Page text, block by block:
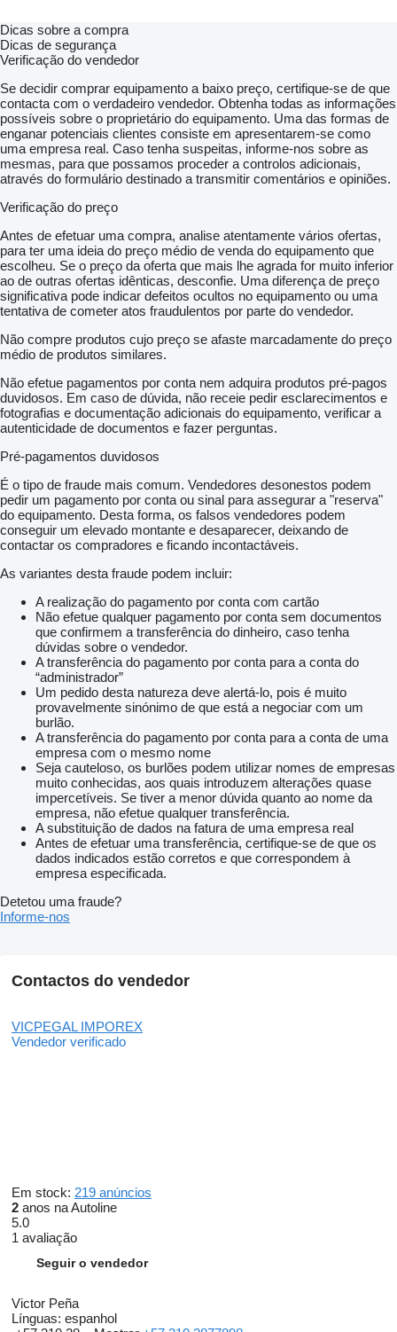
Dicas sobre a compra
Dicas de segurança
Verificação do vendedor
Se decidir comprar equipamento a baixo preço, certifique-se de que
contacta com o verdadeiro vendedor. Obtenha todas as informações
possíveis sobre o proprietário do equipamento. Uma das formas de
enganar potenciais clientes consiste em apresentarem-se como
uma empresa real. Caso tenha suspeitas, informe-nos sobre as
mesmas, para que possamos proceder a controlos adicionais,
através do formulário destinado a transmitir comentários e opiniões.
Verificação do preço
Antes de efetuar uma compra, analise atentamente vários ofertas,
para ter uma ideia do preço médio de venda do equipamento que
escolheu. Se o preço da oferta que mais lhe agrada for muito inferior
ao de outras ofertas idênticas, desconfie. Uma diferença de preço
significativa pode indicar defeitos ocultos no equipamento ou uma
tentativa de cometer atos fraudulentos por parte do vendedor.
Não compre produtos cujo preço se afaste marcadamente do preço
médio de produtos similares.
Não efetue pagamentos por conta nem adquira produtos pré-pagos
duvidosos. Em caso de dúvida, não receie pedir esclarecimentos e
fotografias e documentação adicionais do equipamento, verificar a
autenticidade de documentos e fazer perguntas.
Pré-pagamentos duvidosos
É o tipo de fraude mais comum. Vendedores desonestos podem
pedir um pagamento por conta ou sinal para assegurar a "reserva"
do equipamento. Desta forma, os falsos vendedores podem
conseguir um elevado montante e desaparecer, deixando de
contactar os compradores e ficando incontactáveis.
As variantes desta fraude podem incluir:
A realização do pagamento por conta com cartão
Não efetue qualquer pagamento por conta sem documentos
que confirmem a transferência do dinheiro, caso tenha
dúvidas sobre o vendedor.
A transferência do pagamento por conta para a conta do
“administrador”
Um pedido desta natureza deve alertá-lo, pois é muito
provavelmente sinónimo de que está a negociar com um
burlão.
A transferência do pagamento por conta para a conta de uma
empresa com o mesmo nome
Seja cauteloso, os burlões podem utilizar nomes de empresas
muito conhecidas, aos quais introduzem alterações quase
impercetíveis. Se tiver a menor dúvida quanto ao nome da
empresa, não efetue qualquer transferência.
A substituição de dados na fatura de uma empresa real
Antes de efetuar uma transferência, certifique-se de que os
dados indicados estão corretos e que correspondem à
empresa especificada.
Detetou uma fraude?
Informe-nos
Contactos do vendedor
VICPEGAL IMPOREX
Vendedor verificado
Em stock: 219 anúncios
2 anos na Autoline
5.0
1 avaliação
Seguir o vendedor
Victor Peña
Línguas: espanhol